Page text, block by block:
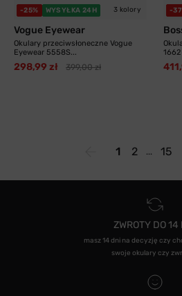
-25% WYSYŁKA 24H 3 kolory
Vogue Eyewear
Okulary przeciwsłoneczne Vogue
Eyewear 5558S...
298,99 zł 399,00 zł
-
1662
1 2 15
ZWROTY DO 14
masz 14 dni na decyzję czy
swoje okulary czy